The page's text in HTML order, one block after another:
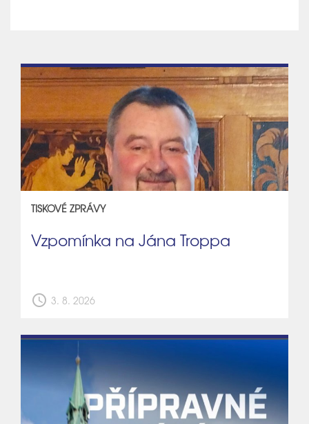
TISKOVÉ ZPRÁVY
Vzpomínka na Jána Troppa
schedule 3. 8. 2026